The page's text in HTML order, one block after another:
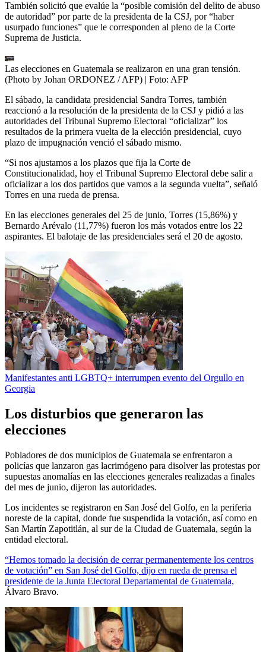
También solicitó que evalúe la “posible comisión del delito de abuso
de autoridad” por parte de la presidenta de la CSJ, por “haber
usurpado funciones” que le corresponden al pleno de la Corte
Suprema de Justicia.
Las elecciones en Guatemala se realizaron en una gran tensión.
(Photo by Johan ORDONEZ / AFP) | Foto: AFP
El sábado, la candidata presidencial Sandra Torres, también
reaccionó a la resolución de la presidenta de la CSJ y pidió a las
autoridades del Tribunal Supremo Electoral “oficializar” los
resultados de la primera vuelta de la elección presidencial, cuyo
plazo de impugnación venció el sábado mismo.
“Si nos ajustamos a los plazos que fija la Corte de
Constitucionalidad, hoy el Tribunal Supremo Electoral debe salir a
oficializar a los dos partidos que vamos a la segunda vuelta”, señaló
Torres en una rueda de prensa.
En las elecciones generales del 25 de junio, Torres (15,86%) y
Bernardo Arévalo (11,77%) fueron los más votados entre los 22
aspirantes. El balotaje de las presidenciales será el 20 de agosto.
Manifestantes anti LGBTQ+ interrumpen evento del Orgullo en
Georgia
Los disturbios que generaron las
elecciones
Pobladores de dos municipios de Guatemala se enfrentaron a
policías que lanzaron gas lacrimógeno para disolver las protestas por
supuestas anomalías en las elecciones generales realizadas a finales
del mes de junio, dijeron las autoridades.
Los incidentes se registraron en San José del Golfo, en la periferia
noreste de la capital, donde fue suspendida la votación, así como en
San Martín Zapotitlán, al sur de la Ciudad de Guatemala, según la
entidad electoral.
“Hemos tomado la decisión de cerrar permanentemente los centros
de votación” en San José del Golfo, dijo en rueda de prensa el
presidente de la Junta Electoral Departamental de Guatemala,
Álvaro Bravo.